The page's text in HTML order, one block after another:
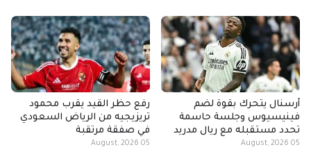
أرسنال يتحرك بقوة لضم
فينيسيوس وجلسة حاسمة
تحدد مستقبله مع ريال مدريد
05 August, 2026
رفع حظر القيد يقرب محمود
تريزيجيه من الرياض السعودي
في صفقة مرتقبة
05 August, 2026